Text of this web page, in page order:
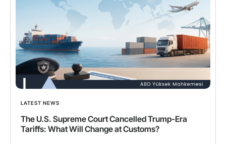
LATEST NEWS
The U.S. Supreme Court Cancelled Trump-Era
Tariffs: What Will Change at Customs?